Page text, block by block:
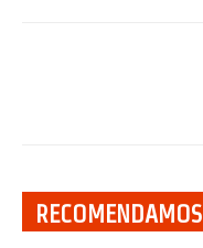
RECOMENDAMOS